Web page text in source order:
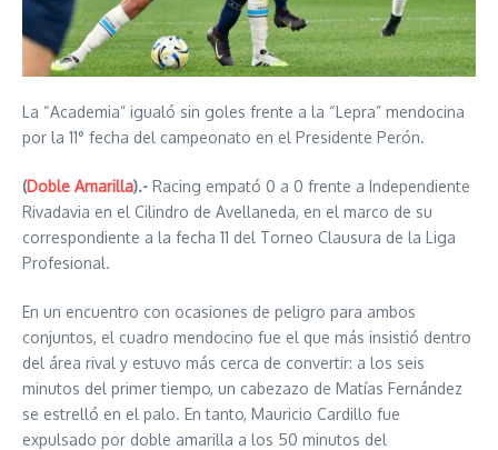
La “Academia” igualó sin goles frente a la “Lepra” mendocina
por la 11° fecha del campeonato en el Presidente Perón.
(Doble Amarilla).- Racing empató 0 a 0 frente a Independiente
Rivadavia en el Cilindro de Avellaneda, en el marco de su
correspondiente a la fecha 11 del Torneo Clausura de la Liga
Profesional.
En un encuentro con ocasiones de peligro para ambos
conjuntos, el cuadro mendocino fue el que más insistió dentro
del área rival y estuvo más cerca de convertir: a los seis
minutos del primer tiempo, un cabezazo de Matías Fernández
se estrelló en el palo. En tanto, Mauricio Cardillo fue
expulsado por doble amarilla a los 50 minutos del